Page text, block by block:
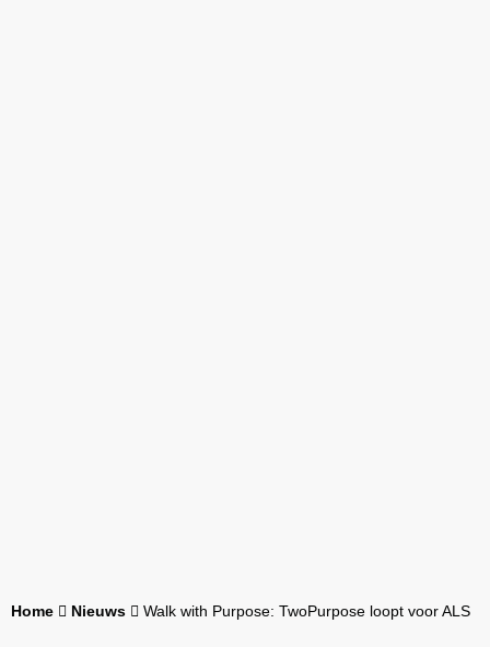
Home Nieuws Walk with Purpose: TwoPurpose loopt voor ALS